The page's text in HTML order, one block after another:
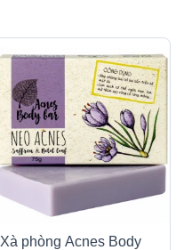
Xà phòng Acnes Body